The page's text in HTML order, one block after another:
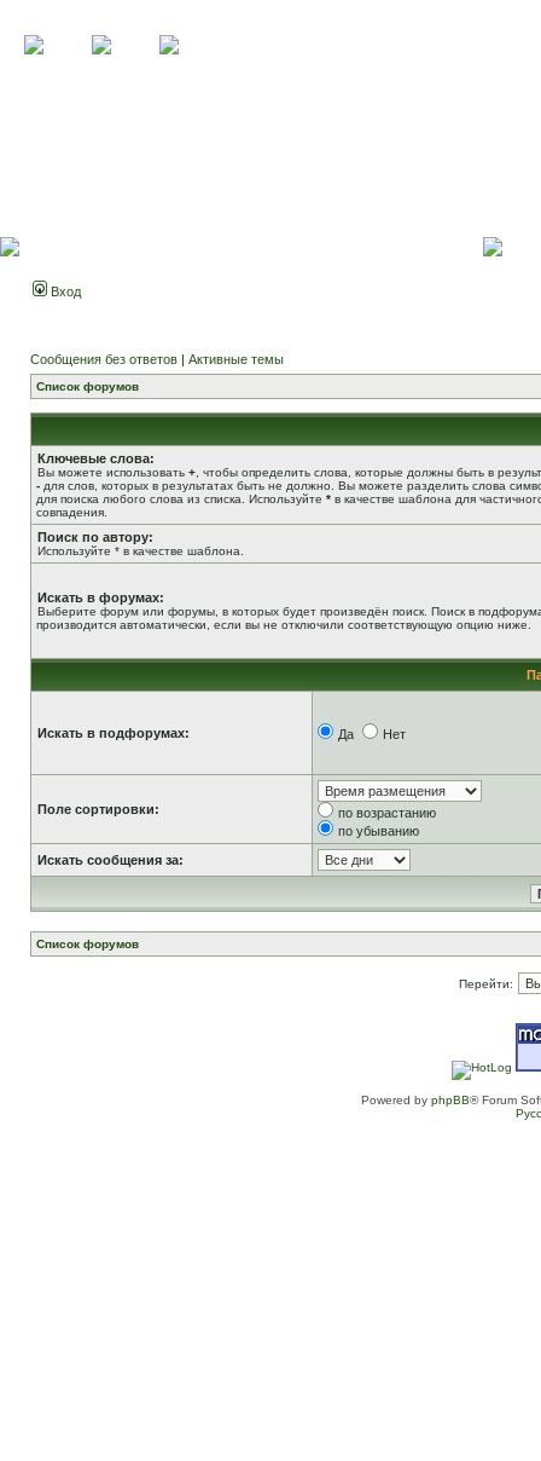
Вход
Сообщения без ответов | Активные темы
Список форумов
Ключевые слова:
Вы можете использовать + , чтобы определить слова, которые должны быть в
- для слов, которых в результатах быть не должно. Вы можете разделить слова
для поиска любого слова из списка. Используйте * в качестве шаблона для
совпадения.
Поиск по автору:
Используйте * в качестве шаблона.
Искать в форумах:
Выберите форум или форумы, в которых будет произведён поиск. Поиск в
производится автоматически, если вы не отключили соответствующую опцию ниже.
Искать в подфорумах: Да Нет
Поле сортировки:
по возрастанию
по убыванию
Искать сообщения за:
Список форумов
Перейти:
Powered by phpBB® Forum